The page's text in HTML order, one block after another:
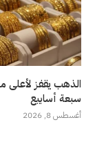
الذهب يقفز لأعلى
سبعة أسابيع
أغسطس 8, 2026